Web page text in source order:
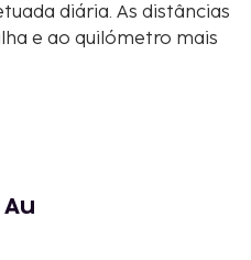
diária. As distâncias
e ao quilómetro mais
6,9 mi